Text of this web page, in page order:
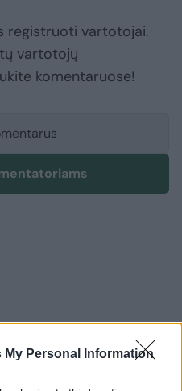
My Personal Information
registruoti vartotojai.
vartotojų
komentaruose!